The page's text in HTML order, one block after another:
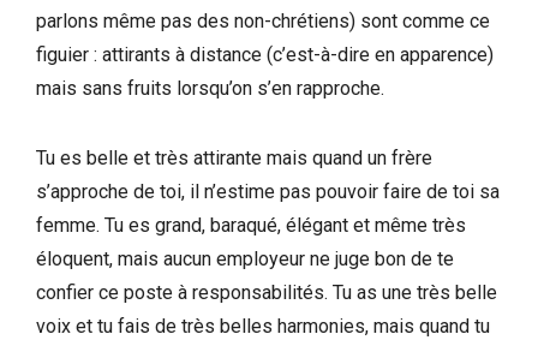
parlons même pas des non-chrétiens) sont comme ce
figuier : attirants à distance (c’est-à-dire en apparence)
mais sans fruits lorsqu’on s’en rapproche.
Tu es belle et très attirante mais quand un frère
s’approche de toi, il n’estime pas pouvoir faire de toi sa
femme. Tu es grand, baraqué, élégant et même très
éloquent, mais aucun employeur ne juge bon de te
confier ce poste à responsabilités. Tu as une très belle
voix et tu fais de très belles harmonies, mais quand tu